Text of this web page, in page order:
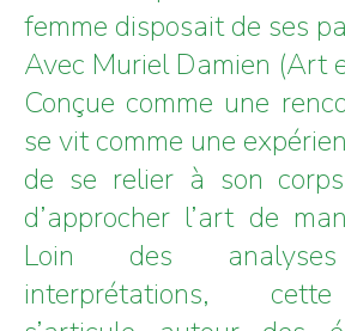
femme disposait de ses
Avec Muriel Damien (Art
Conçue comme une
se vit comme une
de se relier à son
d’approcher l’art de
Loin des
interprétations,